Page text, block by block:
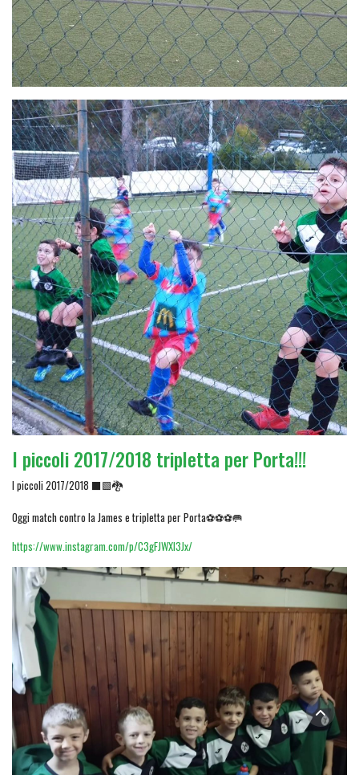
I piccoli 2017/2018 tripletta per Porta!!!
I piccoli 2017/2018 ⬛🟩🐉
Oggi match contro la James e tripletta per Porta⚽⚽⚽🥅
https://www.instagram.com/p/C3gFJWXI3Jx/